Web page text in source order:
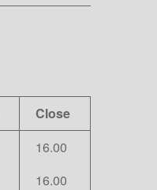
Close
16.00
16.00